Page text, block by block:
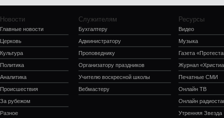
Новости
Главные новости
Церковь
Культура
Политика
Аналитика
Происшествия
За рубежом
Разное
Служителям
Бухгалтеру
Администратору
Проповеднику
Организатору праздников
Учителю воскресной школы
Вебмастеру
Ресурсы
Видео
Музыка
Газета
Журнал
Печатные СМИ
Онлайн ТВ
Онлайн
Утренняя Звезда